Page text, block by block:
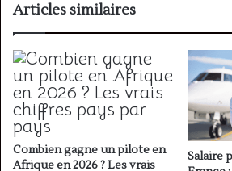
Articles similaires
Combien gagne un pilote en
Afrique en 2026 ? Les vrais
Salaire